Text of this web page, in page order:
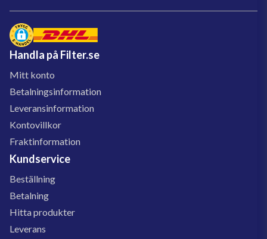
Handla på Filter.se
Mitt konto
Betalningsinformation
Leveransinformation
Kontovillkor
Fraktinformation
Kundservice
Beställning
Betalning
Hitta produkter
Leverans